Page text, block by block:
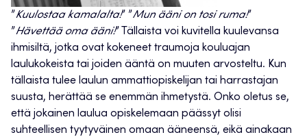
”Kuulostaa kamalalta!” ”Mun ääni on tosi ruma!”
”Hävettää oma ääni!” Tällaista voi kuvitella kuulevansa
ihmisiltä, jotka ovat kokeneet traumoja kouluajan
laulukokeista tai joiden ääntä on muuten arvosteltu. Kun
tällaista tulee laulun ammattiopiskelijan tai harrastajan
suusta, herättää se enemmän ihmetystä. Onko oletus se,
että jokainen laulua opiskelemaan päässyt olisi
suhteellisen tyytyväinen omaan ääneensä, eikä ainakaan